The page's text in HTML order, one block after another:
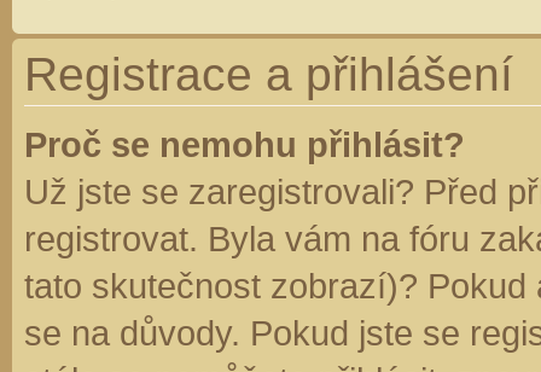
Registrace a přihlášení
Proč se nemohu přihlásit?
Už jste se zaregistrovali? Před
registrovat. Byla vám na fóru
tato skutečnost zobrazí)?
se na důvody. Pokud jste se